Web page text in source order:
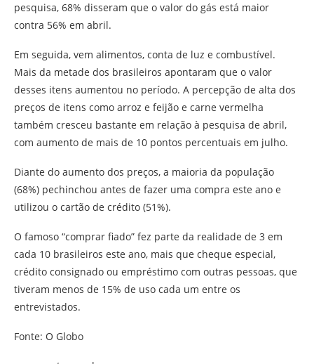
pesquisa, 68% disseram que o valor do gás está maior
contra 56% em abril.
Em seguida, vem alimentos, conta de luz e combustível.
Mais da metade dos brasileiros apontaram que o valor
desses itens aumentou no período. A percepção de alta dos
preços de itens como arroz e feijão e carne vermelha
também cresceu bastante em relação à pesquisa de abril,
com aumento de mais de 10 pontos percentuais em julho.
Diante do aumento dos preços, a maioria da população
(68%) pechinchou antes de fazer uma compra este ano e
utilizou o cartão de crédito (51%).
O famoso “comprar fiado” fez parte da realidade de 3 em
cada 10 brasileiros este ano, mais que cheque especial,
crédito consignado ou empréstimo com outras pessoas, que
tiveram menos de 15% de uso cada um entre os
entrevistados.
Fonte: O Globo